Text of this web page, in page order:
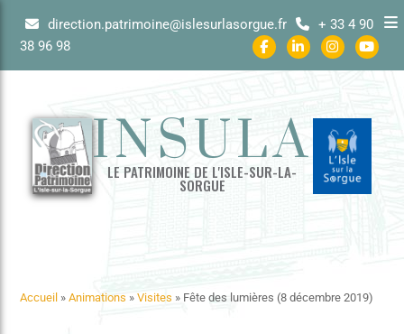
direction.patrimoine@islesurlasorgue.fr
+ 33 4 90
38 96 98
INSULA
LE PATRIMOINE DE L'ISLE-SUR-LA-
SORGUE
Accueil »Animations »Visites » Fête des lumières (8 décembre 2019)